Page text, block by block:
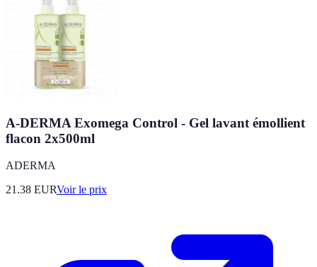
A-DERMA Exomega Control - Gel lavant émollient
flacon 2x500ml
ADERMA
21.38 EURVoir le prix